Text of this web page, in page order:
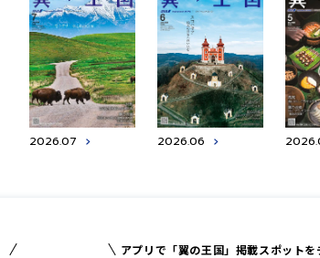
2026.07 2026.06
アプリで「翼の王国」掲載スポットを